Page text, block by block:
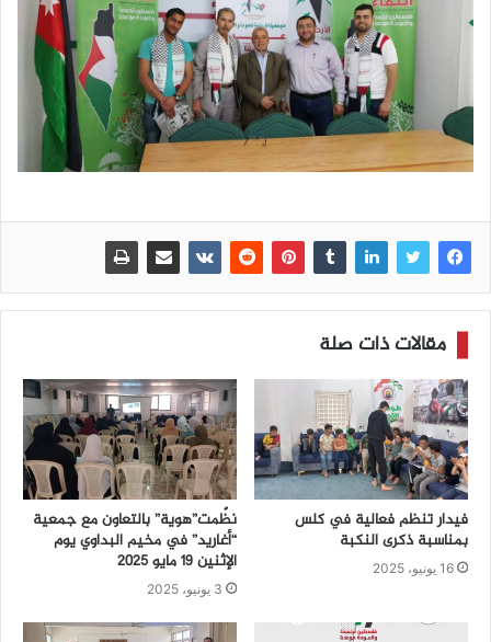
مقالات ذات صلة
فيدار تنظم فعالية في كلس
بمناسبة ذكرى النكبة
16 يونيو، 2025
نظّمت”هوية” بالتعاون مع جمعية
“أغاريد” في مخيم البداوي يوم
الإثنين 19 مايو 2025
3 يونيو، 2025